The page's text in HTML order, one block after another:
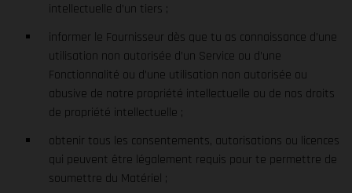
intellectuelle d’un tiers ;
informer le Fournisseur dès que tu as connaissance d’une
utilisation non autorisée d’un Service ou d’une
Fonctionnalité ou d’une utilisation non autorisée ou
abusive de notre propriété intellectuelle ou de nos droits
de propriété intellectuelle ;
obtenir tous les consentements, autorisations ou licences
qui peuvent être légalement requis pour te permettre de
soumettre du Matériel ;